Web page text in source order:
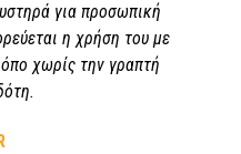
για προσωπική
η χρήση του με
χωρίς την γραπτή